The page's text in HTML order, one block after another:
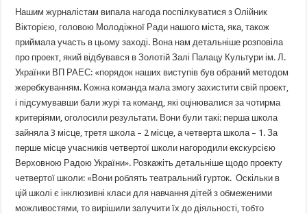
Нашим журналістам випала нагода поспілкуватися з Олійник
Вікторією, головою Молодіжної Ради нашого міста, яка, також
приймала участь в цьому заході. Вона нам детальніше розповіла
про проект, який відбувався в Золотій Залі Палацу Культури ім. Л.
Українки ВП РАЕС: «порядок наших виступів був обраний методом
жеребкуванням. Кожна команда мала змогу захистити свій проект,
і підсумувавши бали журі та команд, які оцінювалися за чотирма
критеріями, оголосили результати. Вони були такі: перша школа
зайняла 3 місце, третя школа – 2 місце, а четверта школа – 1. За
перше місце учасників четвертої школи нагородили екскурсією
Верховною Радою України». Розкажіть детальніше щодо проекту
четвертої школи: «Вони роблять театральний гурток. Оскільки в
цій школі є інклюзивні класи для навчання дітей з обмеженими
можливостями, то вирішили залучити їх до діяльності, тобто